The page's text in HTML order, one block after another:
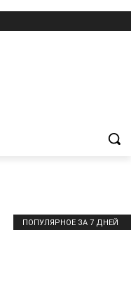
ПОПУЛЯРНОЕ ЗА 7 ДНЕЙ